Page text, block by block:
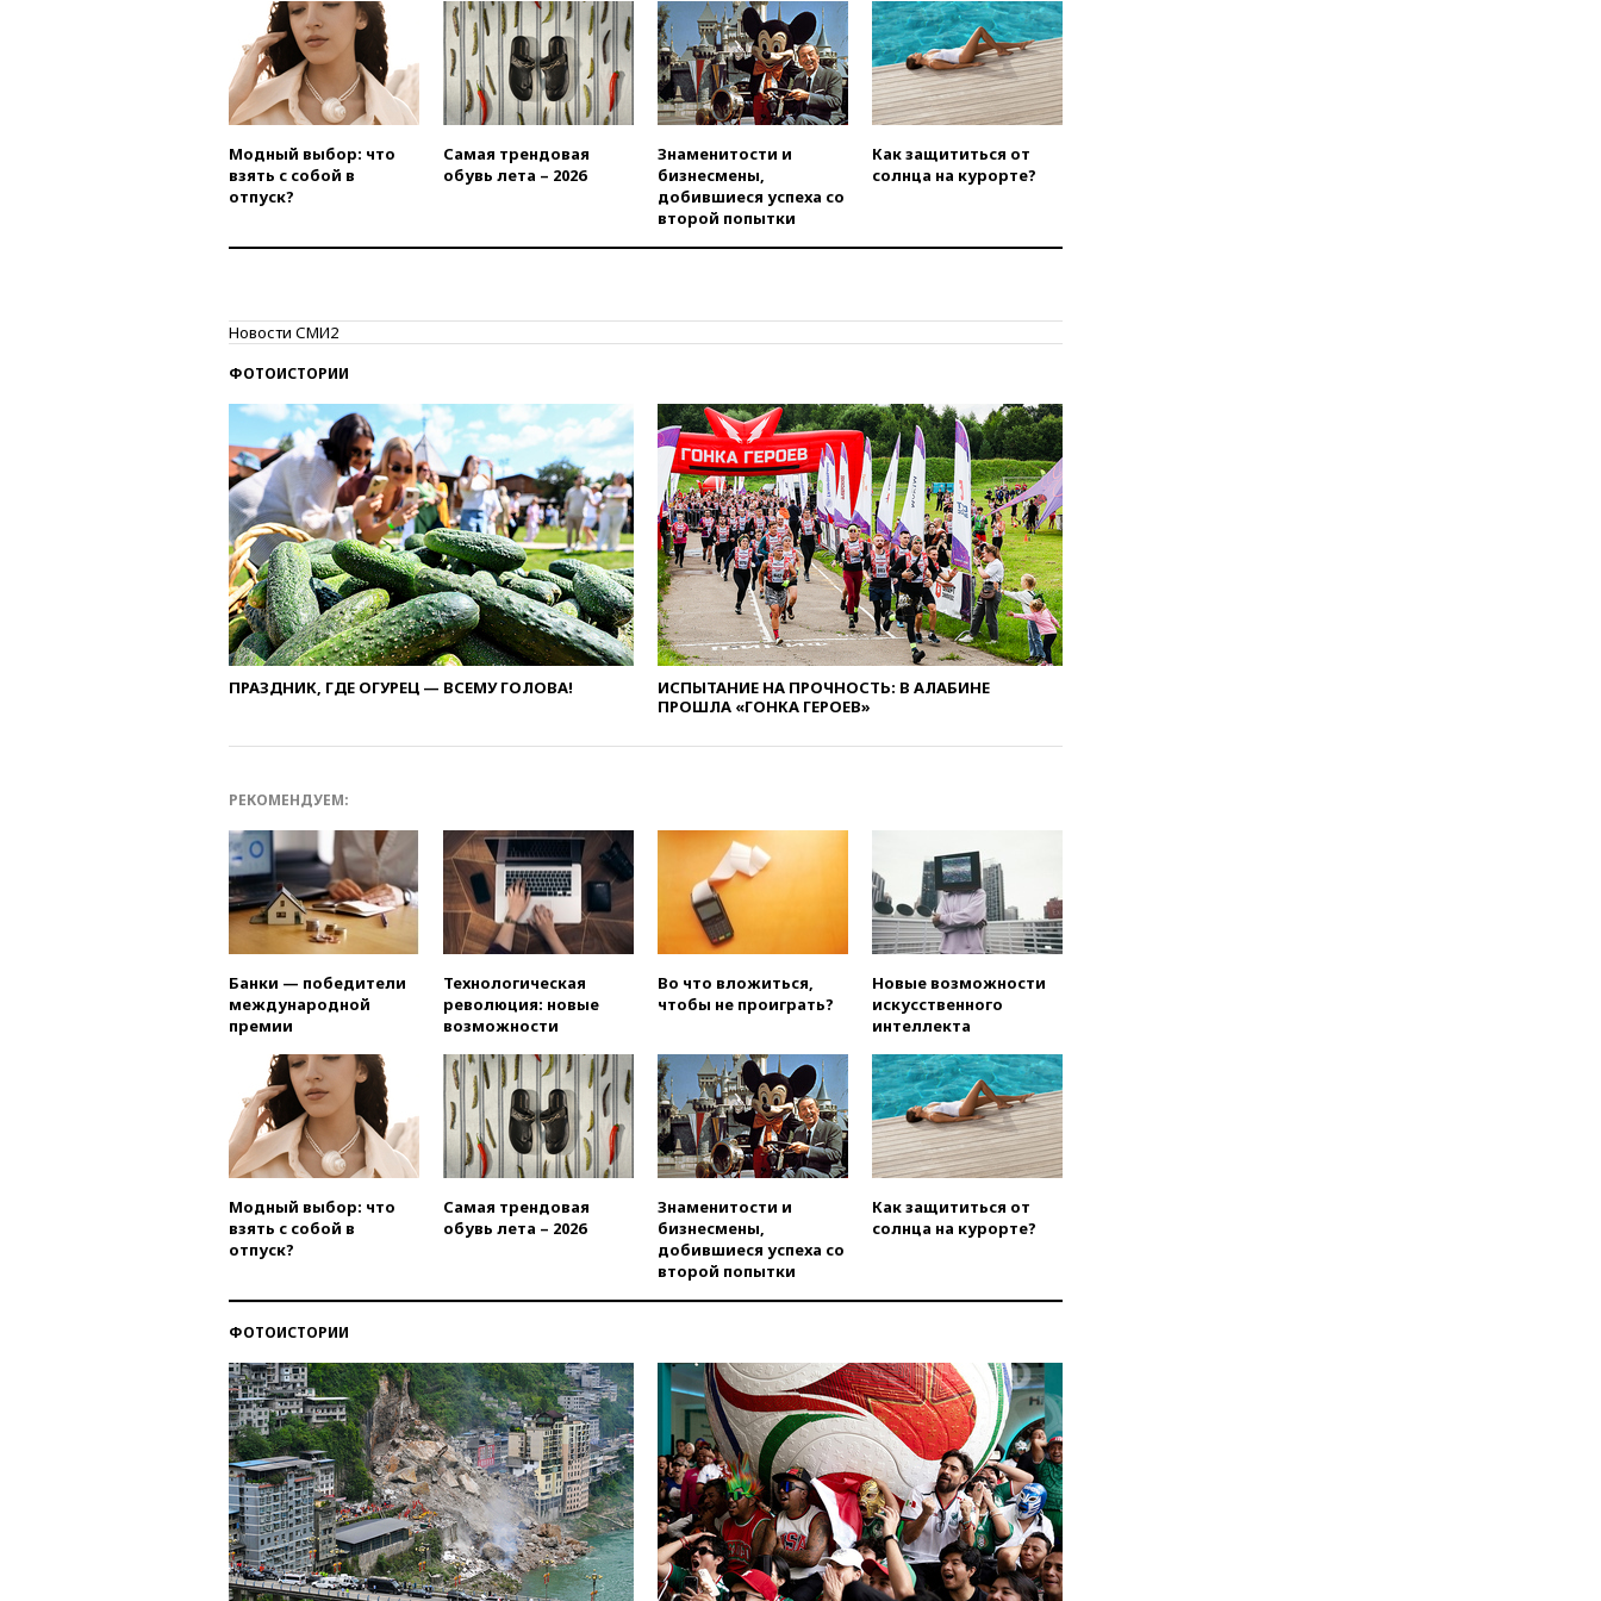
вчера, 22:15Аксаков: ЦБ
согласовал первый стандарт
исламского банкинга
вчера, 21:43Организаторы
«Интервидения»
подтвердили, что конкурс
пройдет в Саудовской Аравии
вчера, 21:35 Машков: в РФ
подготовили концепцию
искусства до 2035 года
Машковым 150-летие Союза
театральных деятелей
вчера, 20:47Newsweek:
«взрывная» диарея охватила
47 из 50 штатов США
вчера, 20:35ПВО за 12 часов
сбила 200 украинских
беспилотников
вчера, 20:20Третий комплект
золотых медалей выиграли на
ЧЕ российские синхронистки
вчера, 20:15
после взрыва ничего не
снова отключилось
вчера, 20:00
Зеленский связал
дефицит ракет с попыткой
Запада принудить Киев к
уступкам
вчера, 19:45Памфилова: ЦИК
примет беспрецедентные
меры безопасности во время
выборов
вчера, 19:35Памфилова
сообщила об омоложении
партийных списков на выборах
в Госдуму
прокомментировал первый
номер «Единой России» в
бюллетене
вчера, 19:15Путин обсудил с
вчера, 18:56Wildberries
отрицает перенос основной
логистики за пределы России
вчера, 18:45 Крупнейший
склад маркетплейса Rozetka
сгорел под Киевом
вчера, 18:35 Джаред Лето
лишился роли в фильме
Барри Левинсона на фоне
Модный выбор: что
взять с собой в
отпуск?
Самая трендовая
обувь лета – 2026
Знаменитости и
бизнесмены,
добившиеся успеха со
второй попытки
Как защититься от
солнца на курорте?
Новости СМИ2
ФОТОИСТОРИИ
ПРАЗДНИК, ГДЕ ОГУРЕЦ — ВСЕМУ ГОЛОВА!
ИСПЫТАНИЕ НА ПРОЧНОСТЬ: В АЛАБИНЕ
ПРОШЛА «ГОНКА ГЕРОЕВ»
РЕКОМЕНДУЕМ:
Банки — победители
международной
премии
Технологическая
революция: новые
возможности
Во что вложиться,
чтобы не проиграть?
Новые возможности
искусственного
интеллекта
Модный выбор: что
взять с собой в
отпуск?
Самая трендовая
обувь лета – 2026
Знаменитости и
бизнесмены,
добившиеся успеха со
второй попытки
Как защититься от
солнца на курорте?
ФОТОИСТОРИИ